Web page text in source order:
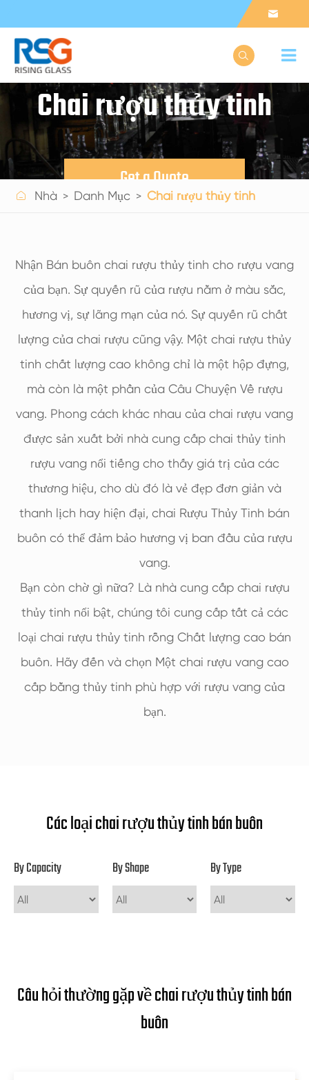


Chai rượu thủy tinh
Get a Quote
 Nhà Danh Mục Chai rượu thủy tinh
Nhận Bán buôn chai rượu thủy tinh cho rượu vang
của bạn. Sự quyến rũ của rượu nằm ở màu sắc,
hương vị, sự lãng mạn của nó. Sự quyến rũ chất
lượng của chai rượu cũng vậy. Một chai rượu thủy
tinh chất lượng cao không chỉ là một hộp đựng,
mà còn là một phần của Câu Chuyện Về rượu
vang. Phong cách khác nhau của chai rượu vang
được sản xuất bởi nhà cung cấp chai thủy tinh
rượu vang nổi tiếng cho thấy giá trị của các
thương hiệu, cho dù đó là vẻ đẹp đơn giản và
thanh lịch hay hiện đại, chai Rượu Thủy Tinh bán
buôn có thể đảm bảo hương vị ban đầu của rượu
vang.
Bạn còn chờ gì nữa? Là nhà cung cấp chai rượu
thủy tinh nổi bật, chúng tôi cung cấp tất cả các
loại chai rượu thủy tinh rỗng Chất lượng cao bán
buôn. Hãy đến và chọn Một chai rượu vang cao
cấp bằng thủy tinh phù hợp với rượu vang của
bạn.
Các loại chai rượu thủy tinh bán buôn
By Capacity By Shape By Type
Câu hỏi thường gặp về chai rượu thủy tinh bán
buôn